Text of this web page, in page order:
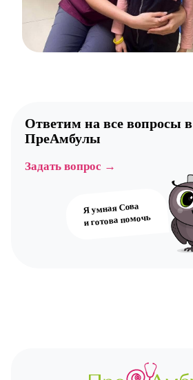
Ответим на все вопросы в
ПреАмбулы
Задать вопрос →
Я умная Сова
и готова помочь